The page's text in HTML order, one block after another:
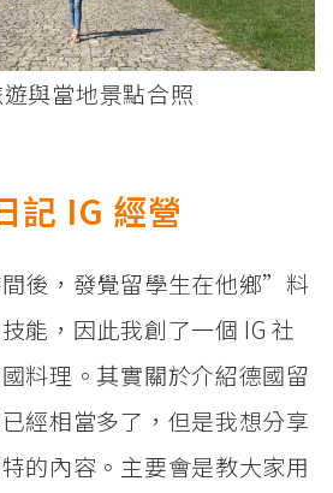
與當地景點合照
記 IG 經營
後，發覺留學生在他鄉”料
能，因此我創了一個 IG 社
料理。其實關於介紹德國留
經相當多了，但是我想分享
的內容。主要會是教大家用